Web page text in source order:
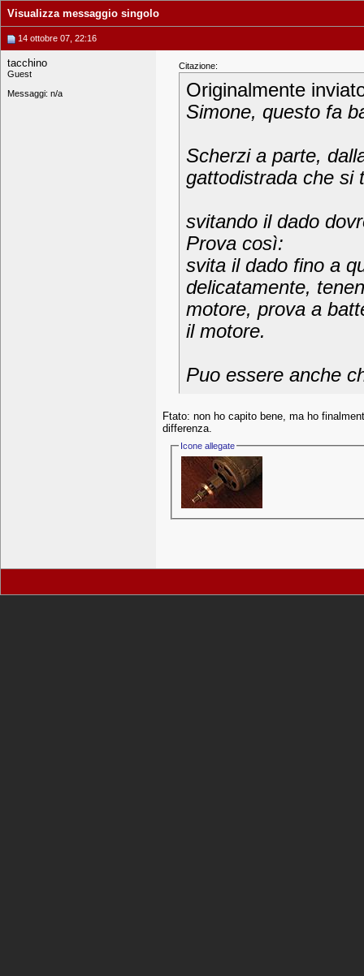
Visualizza messaggio singolo
14 ottobre 07, 22:16
tacchino
Guest
Messaggi: n/a
Citazione:
Originalmente
Simone, questo fa
Scherzi a parte,
gattodistrada che si
svitando il dado
Prova così:
svita il dado fino a
delicatamente,
motore, prova a
il motore.
Puo essere anche
Ftato: non ho capito bene, ma ho
differenza.
Icone allegate